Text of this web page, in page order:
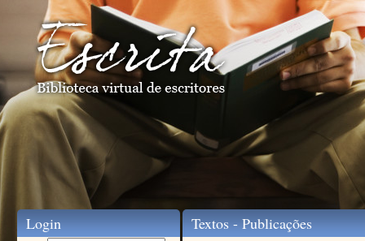
Login Textos - Publicações